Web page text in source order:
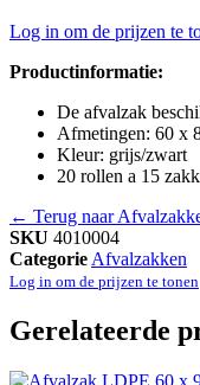
Log in om de prijzen te
Productinformatie:
De afvalzak
Afmetingen: 60 x
Kleur: grijs/zwart
20 rollen a 15
← Terug naar
SKU 4010004
Categorie Afvalzakken
Log in om de prijzen te tonen
Gerelateerde